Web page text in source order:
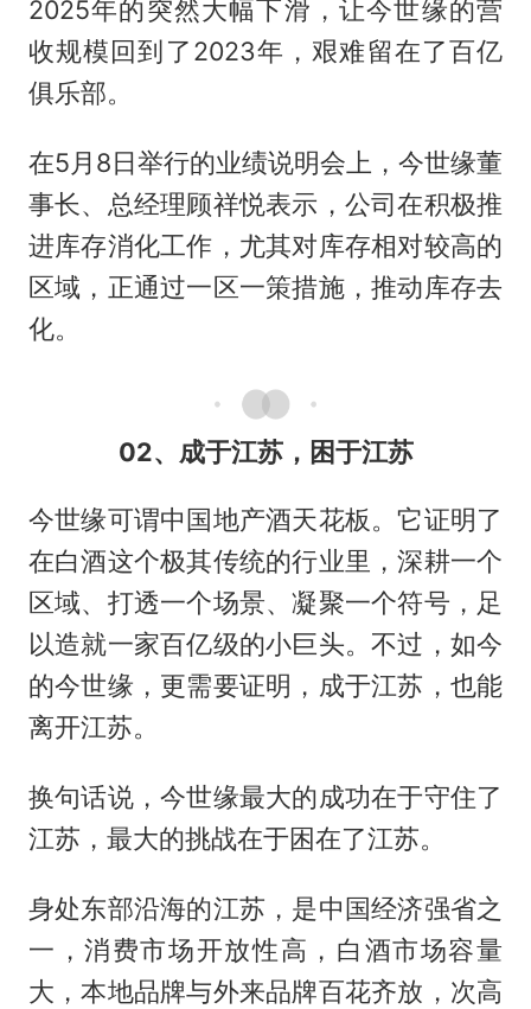
2025年的突然大幅下滑，让今世缘的营
收规模回到了2023年，艰难留在了百亿
俱乐部。
在5月8日举行的业绩说明会上，今世缘董
事长、总经理顾祥悦表示，公司在积极推
进库存消化工作，尤其对库存相对较高的
区域，正通过一区一策措施，推动库存去
化。
02、成于江苏，困于江苏
今世缘可谓中国地产酒天花板。它证明了
在白酒这个极其传统的行业里，深耕一个
区域、打透一个场景、凝聚一个符号，足
以造就一家百亿级的小巨头。不过，如今
的今世缘，更需要证明，成于江苏，也能
离开江苏。
换句话说，今世缘最大的成功在于守住了
江苏，最大的挑战在于困在了江苏。
身处东部沿海的江苏，是中国经济强省之
一，消费市场开放性高，白酒市场容量
大，本地品牌与外来品牌百花齐放，次高